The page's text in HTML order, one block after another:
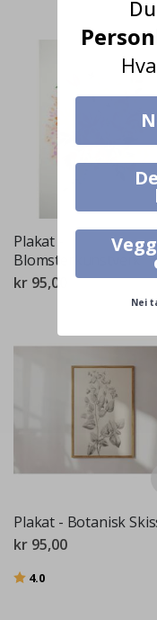
Plakat -
Blomsterkunstverk
kr 95,00
Plakat - Botanisk
kr 95,00
Karakter:
4.0
Nei